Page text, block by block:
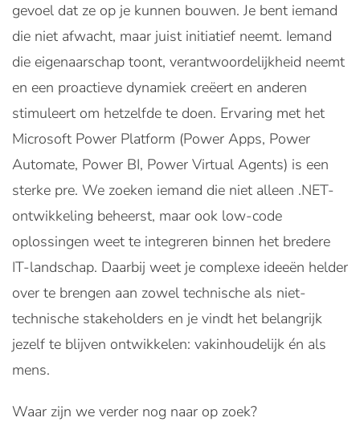
gevoel dat ze op je kunnen bouwen. Je bent iemand
die niet afwacht, maar juist initiatief neemt. Iemand
die eigenaarschap toont, verantwoordelijkheid neemt
en een proactieve dynamiek creëert en anderen
stimuleert om hetzelfde te doen. Ervaring met het
Microsoft Power Platform (Power Apps, Power
Automate, Power BI, Power Virtual Agents) is een
sterke pre. We zoeken iemand die niet alleen .NET-
ontwikkeling beheerst, maar ook low-code
oplossingen weet te integreren binnen het bredere
IT-landschap. Daarbij weet je complexe ideeën helder
over te brengen aan zowel technische als niet-
technische stakeholders en je vindt het belangrijk
jezelf te blijven ontwikkelen: vakinhoudelijk én als
mens.
Waar zijn we verder nog naar op zoek?